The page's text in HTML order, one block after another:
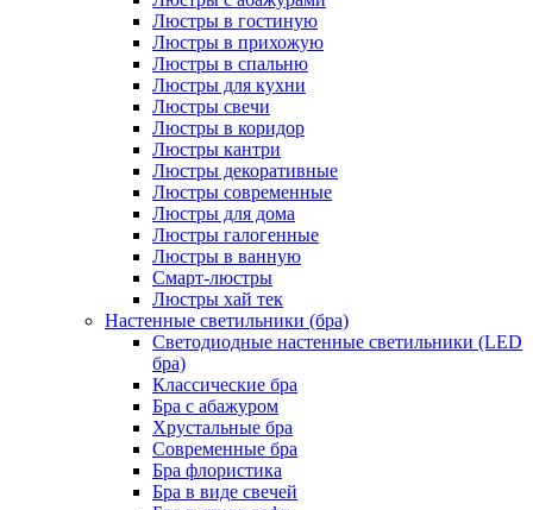
Люстры в гостиную
Люстры в прихожую
Люстры в спальню
Люстры для кухни
Люстры свечи
Люстры в коридор
Люстры кантри
Люстры декоративные
Люстры современные
Люстры для дома
Люстры галогенные
Люстры в ванную
Смарт-люстры
Люстры хай тек
Настенные светильники (бра)
Светодиодные настенные светильники (LED
бра)
Классические бра
Бра с абажуром
Хрустальные бра
Современные бра
Бра флористика
Бра в виде свечей